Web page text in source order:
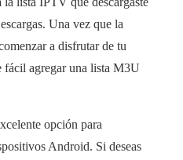
Una vez que la
a disfrutar de tu
fácil agregar una lista M3U
opción para
Android. Si deseas